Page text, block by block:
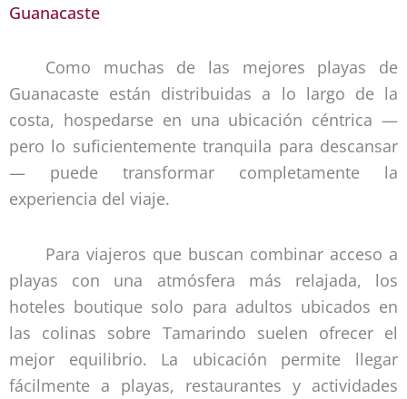
Guanacaste
Como muchas de las mejores playas de
Guanacaste están distribuidas a lo largo de la
costa, hospedarse en una ubicación céntrica —
pero lo suficientemente tranquila para descansar
— puede transformar completamente la
experiencia del viaje.
Para viajeros que buscan combinar acceso a
playas con una atmósfera más relajada, los
hoteles boutique solo para adultos ubicados en
las colinas sobre Tamarindo suelen ofrecer el
mejor equilibrio. La ubicación permite llegar
fácilmente a playas, restaurantes y actividades